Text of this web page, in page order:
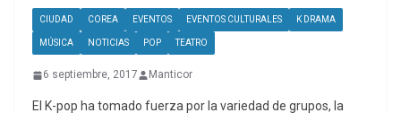
CIUDAD COREA EVENTOS EVENTOS CULTURALES K DRAMA
MÚSICA NOTICIAS POP TEATRO
6 septiembre, 2017 Manticor
El K-pop ha tomado fuerza por la variedad de grupos, la